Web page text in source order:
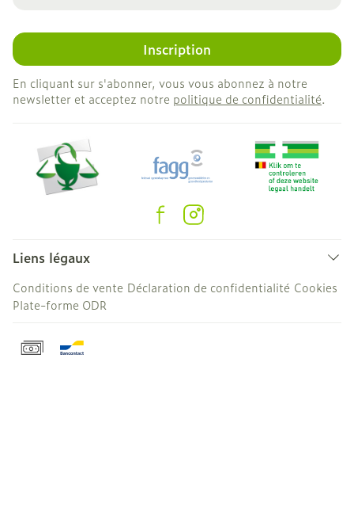
Inscription
En cliquant sur s'abonner, vous vous abonnez à notre
newsletter et acceptez notre politique de confidentialité.
Liens légaux
Conditions de vente Déclaration de confidentialité Cookies
Plate-forme ODR